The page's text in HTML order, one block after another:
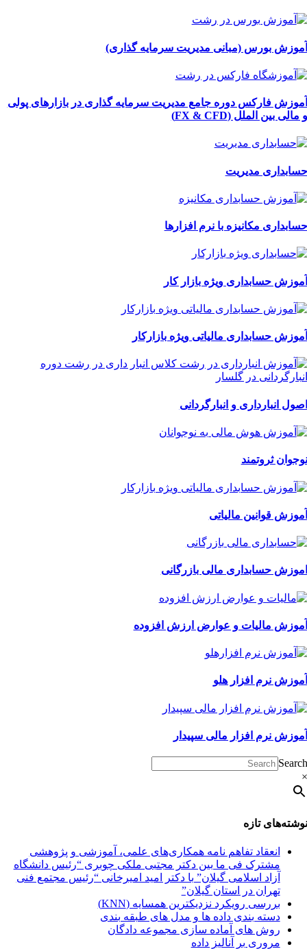
آموزش بورس (مبانی مدیریت سرمایه گذاری)
آموزش فارکس دوره جامع مدیریت سرمایه گذاری در بازارهای پولی
و مالی بین الملل (FX & CFD)
حسابداری مدیریت
حسابداری مکانیزه با نرم افزارها
آموزش حسابداری ویژه بازار کار
آموزش حسابداری مالیاتی ویژه بازارکار
اصول انبارداری و انبارگردانی
نوجوان ثروتمند
آموزش قوانین مالیاتی
اموزش حسابداری مالی بازرگانی
آموزش مالیات و عوارض ارزش افزوده
آموزش نرم افزار هلو
آموزش نرم افزار مالی سپیدار
Search
×
نوشته‌های تازه
انعقاد تفاهم نامه همکاری‌های علمی، آموزشی و پژوهشی
مشترک فی ما بین دکتر مجتبی ملکی چوبری “رئیس دانشگاه
آزاد اسلامی گیلان” با دکتر امید امیرخانی “رئیس مجتمع فنی
تهران در استان گیلان”
بررسی رویکرد نزدیکترین همسایه (KNN)
دسته‌ بندی داده‌ ها و مدل‌ های طبقه‌ بندی
روش های آماده سازی مجموعه دادگان
مروری بر آنالیز داده